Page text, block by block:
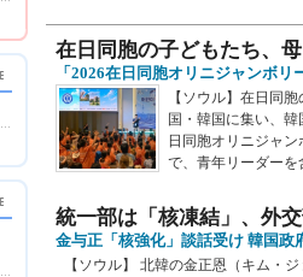
在日同胞の子どもたち、
「2026在日同胞オリニジャンボ
【ソウル】在日同
国・韓国に集い、
日同胞オリニジャ
で、青年リーダー
統一部は「核凍結」、外
金与正「核強化」談話受け 韓国政
【ソウル】 北韓の金正恩（キム・